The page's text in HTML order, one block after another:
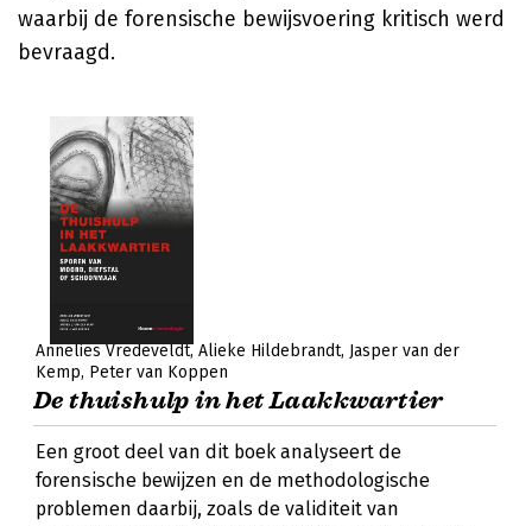
waarbij de forensische bewijsvoering kritisch werd
bevraagd.
Annelies Vredeveldt Alieke Hildebrandt Jasper van der
Kemp Peter van Koppen
De thuishulp in het Laakkwartier
Een groot deel van dit boek analyseert de
forensische bewijzen en de methodologische
problemen daarbij, zoals de validiteit van